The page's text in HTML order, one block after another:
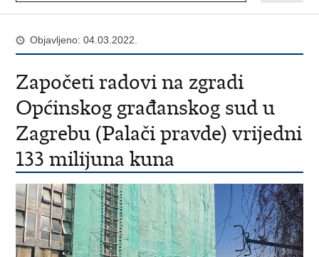
Objavljeno: 04.03.2022.
Započeti radovi na zgradi
Općinskog građanskog sud u
Zagrebu (Palači pravde) vrijedni
133 milijuna kuna